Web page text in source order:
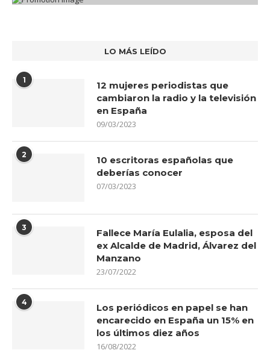
LO MÁS LEÍDO
1
12 mujeres periodistas que
cambiaron la radio y la televisión
en España
09/03/2023
2
10 escritoras españolas que
deberías conocer
07/03/2023
3
Fallece María Eulalia, esposa del
ex Alcalde de Madrid, Álvarez del
Manzano
23/07/2022
4
Los periódicos en papel se han
encarecido en España un 15% en
los últimos diez años
16/08/2022